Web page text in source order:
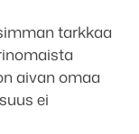
tarkkaa
aivan omaa
ei